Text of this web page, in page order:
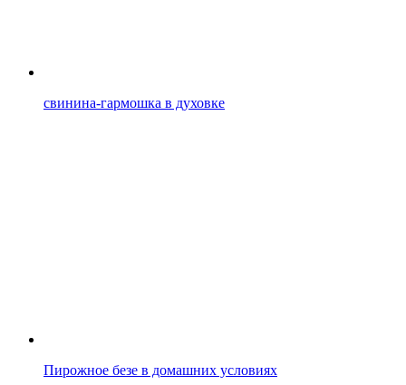
свинина-гармошка в духовке
Пирожное безе в домашних условиях